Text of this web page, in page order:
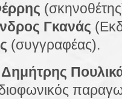
Γκανάς (
(συγγραφέας).
Δημήτρης